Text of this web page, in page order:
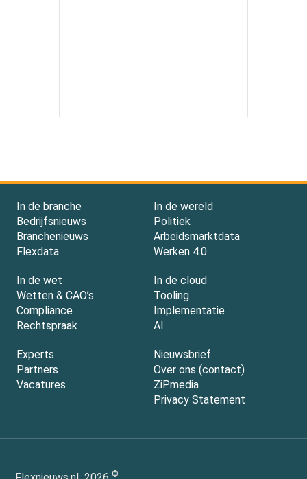
In de branche
Bedrijfsnieuws
Branchenieuws
Flexdata
In de wereld
Politiek
Arbeidsmarktdata
Werken 4.0
In de wet
Wetten & CAO’s
Compliance
Rechtspraak
In de cloud
Tooling
Implementatie
AI
Experts
Partners
Vacatures
Nieuwsbrief
Over ons (contact)
ZiPmedia
Privacy Statement
©